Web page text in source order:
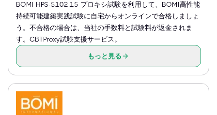
BOMI HPS-5102.15 プロキシ試験を利用して、BOMI高性能
持続可能建築実践試験に自宅からオンラインで合格しましょ
う。不合格の場合は、当社の手数料と試験料が返金されま
す。CBTProxy試験支援サービス。
もっと見る